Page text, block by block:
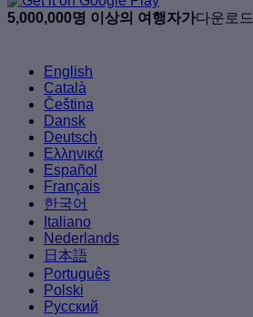
5,000,000명 이상의 여행자가다운로드
English
Català
Čeština
Dansk
Deutsch
Ελληνικά
Español
Français
한국어
Italiano
Nederlands
日本語
Português
Polski
Русский